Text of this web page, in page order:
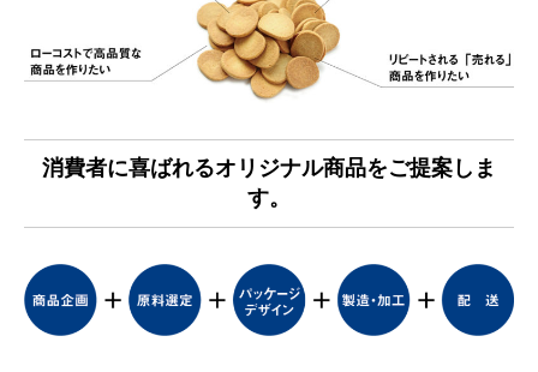
消費者に喜ばれるオリジナル商品をご提案しま
す。